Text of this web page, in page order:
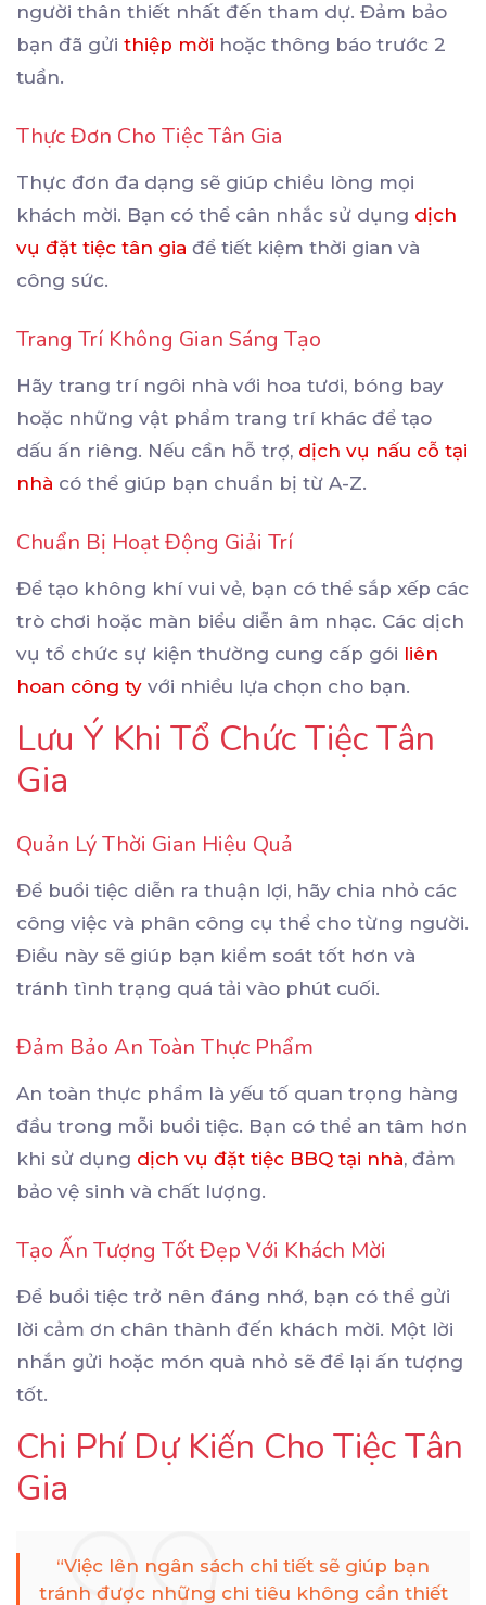
người thân thiết nhất đến tham dự. Đảm bảo
bạn đã gửi thiệp mời hoặc thông báo trước 2
tuần.
Thực Đơn Cho Tiệc Tân Gia
Thực đơn đa dạng sẽ giúp chiều lòng mọi
khách mời. Bạn có thể cân nhắc sử dụng dịch
vụ đặt tiệc tân gia để tiết kiệm thời gian và
công sức.
Trang Trí Không Gian Sáng Tạo
Hãy trang trí ngôi nhà với hoa tươi, bóng bay
hoặc những vật phẩm trang trí khác để tạo
dấu ấn riêng. Nếu cần hỗ trợ, dịch vụ nấu cỗ tại
nhà có thể giúp bạn chuẩn bị từ A-Z.
Chuẩn Bị Hoạt Động Giải Trí
Để tạo không khí vui vẻ, bạn có thể sắp xếp các
trò chơi hoặc màn biểu diễn âm nhạc. Các dịch
vụ tổ chức sự kiện thường cung cấp gói liên
hoan công ty với nhiều lựa chọn cho bạn.
Lưu Ý Khi Tổ Chức Tiệc Tân
Gia
Quản Lý Thời Gian Hiệu Quả
Để buổi tiệc diễn ra thuận lợi, hãy chia nhỏ các
công việc và phân công cụ thể cho từng người.
Điều này sẽ giúp bạn kiểm soát tốt hơn và
tránh tình trạng quá tải vào phút cuối.
Đảm Bảo An Toàn Thực Phẩm
An toàn thực phẩm là yếu tố quan trọng hàng
đầu trong mỗi buổi tiệc. Bạn có thể an tâm hơn
khi sử dụng dịch vụ đặt tiệc BBQ tại nhà, đảm
bảo vệ sinh và chất lượng.
Tạo Ấn Tượng Tốt Đẹp Với Khách Mời
Để buổi tiệc trở nên đáng nhớ, bạn có thể gửi
lời cảm ơn chân thành đến khách mời. Một lời
nhắn gửi hoặc món quà nhỏ sẽ để lại ấn tượng
tốt.
Chi Phí Dự Kiến Cho Tiệc Tân
Gia
“Việc lên ngân sách chi tiết sẽ giúp bạn
tránh được những chi tiêu không cần thiết